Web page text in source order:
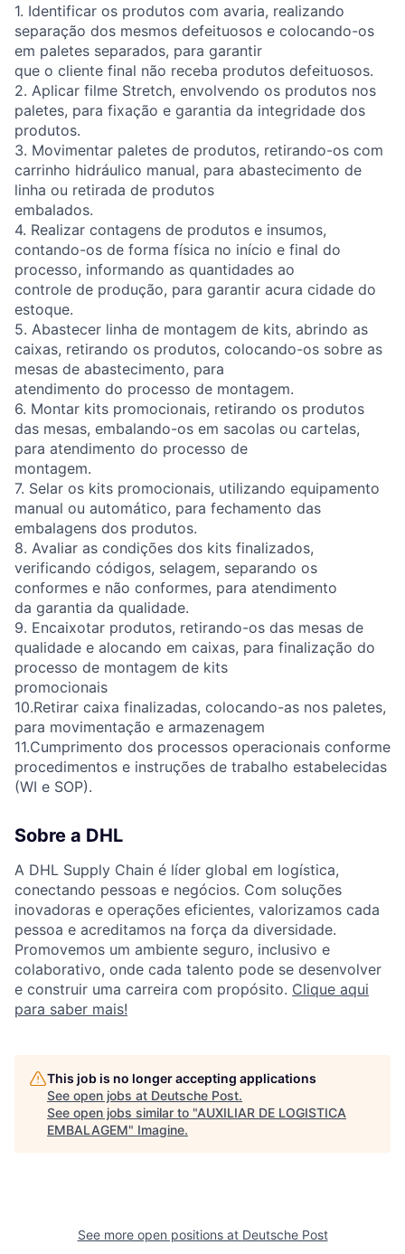
1. Identificar os produtos com avaria, realizando
separação dos mesmos defeituosos e colocando-os
em paletes separados, para garantir
que o cliente final não receba produtos defeituosos.
2. Aplicar filme Stretch, envolvendo os produtos nos
paletes, para fixação e garantia da integridade dos
produtos.
3. Movimentar paletes de produtos, retirando-os com
carrinho hidráulico manual, para abastecimento de
linha ou retirada de produtos
embalados.
4. Realizar contagens de produtos e insumos,
contando-os de forma física no início e final do
processo, informando as quantidades ao
controle de produção, para garantir acura cidade do
estoque.
5. Abastecer linha de montagem de kits, abrindo as
caixas, retirando os produtos, colocando-os sobre as
mesas de abastecimento, para
atendimento do processo de montagem.
6. Montar kits promocionais, retirando os produtos
das mesas, embalando-os em sacolas ou cartelas,
para atendimento do processo de
montagem.
7. Selar os kits promocionais, utilizando equipamento
manual ou automático, para fechamento das
embalagens dos produtos.
8. Avaliar as condições dos kits finalizados,
verificando códigos, selagem, separando os
conformes e não conformes, para atendimento
da garantia da qualidade.
9. Encaixotar produtos, retirando-os das mesas de
qualidade e alocando em caixas, para finalização do
processo de montagem de kits
promocionais
10.Retirar caixa finalizadas, colocando-as nos paletes,
para movimentação e armazenagem
11.Cumprimento dos processos operacionais conforme
procedimentos e instruções de trabalho estabelecidas
(WI e SOP).
Sobre a DHL
A DHL Supply Chain é líder global em logística,
conectando pessoas e negócios. Com soluções
inovadoras e operações eficientes, valorizamos cada
pessoa e acreditamos na força da diversidade.
Promovemos um ambiente seguro, inclusivo e
colaborativo, onde cada talento pode se desenvolver
e construir uma carreira com propósito. Clique aqui
para saber mais!
This job is no longer accepting applications
See open jobs at Deutsche Post.
See open jobs similar to "AUXILIAR DE LOGISTICA
EMBALAGEM" Imagine.
See more open positions at Deutsche Post